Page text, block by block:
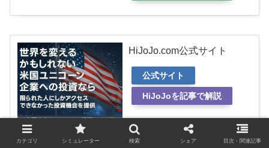
HiJoJo.com公式サイト
公式サイト
HiJoJoを記事で解説
カテゴリ シミュレーター 検索 シェア 目次・関連記事